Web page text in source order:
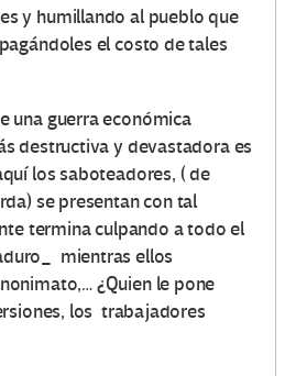
y humillando al pueblo que
el costo de tales
una guerra económica
destructiva y devastadora es
los saboteadores, ( de
se presentan con tal
termina culpando a todo el
mientras ellos
¿Quien le pone
los trabajadores